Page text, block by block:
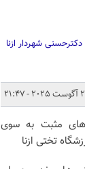
بیش از ۱۲۰۰ تن ماسه با همکاری دکترحسنی شهردار ازنا